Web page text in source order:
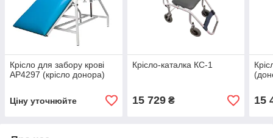
Крісло для забору крові
AP4297 (крісло донора)
Ціну уточнюйте
Крісло-каталка КС-1
15 729₴ 15